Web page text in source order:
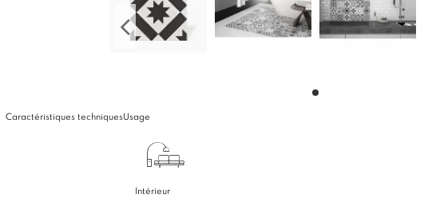
Caractéristiques techniquesUsage
Intérieur